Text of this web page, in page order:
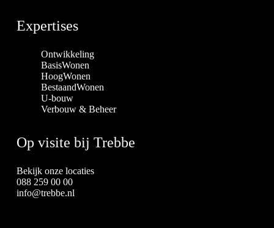
Expertises
Ontwikkeling
BasisWonen
HoogWonen
BestaandWonen
U-bouw
Verbouw & Beheer
Op visite bij Trebbe
Bekijk onze locaties
088 259 00 00
info@trebbe.nl